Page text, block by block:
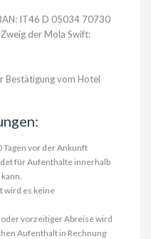
IT46 D 05034 70730
der Mola Swift:
Bestätigung vom Hotel
Tagen vor der Ankunft
für Aufenthalte innerhalb
wird es keine
vorzeitiger Abreise wird
Aufenthalt in Rechnung